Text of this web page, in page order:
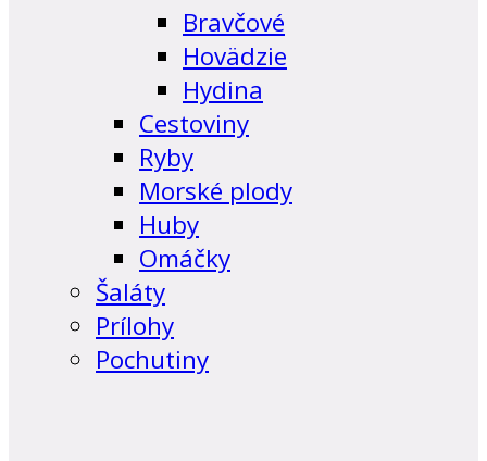
Bravčové
Hovädzie
Hydina
Cestoviny
Ryby
Morské plody
Huby
Omáčky
Šaláty
Prílohy
Pochutiny